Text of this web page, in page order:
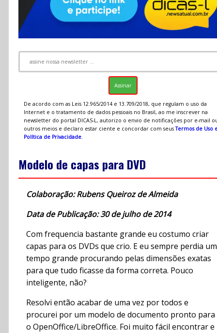
De acordo com as Leis 12.965/2014 e 13.709/2018, que regulam o uso da
Internet e o tratamento de dados pessoais no Brasil, ao me inscrever na
newsletter do portal DICAS-L, autorizo o envio de notificações por e-mail
outros meios e declaro estar ciente e concordar com seusTermos de Uso
Política de Privacidade.
Modelo de capas para DVD
Colaboração: Rubens Queiroz de Almeida
Data de Publicação: 30 de julho de 2014
Com frequencia bastante grande eu costumo criar
capas para os DVDs que crio. E eu sempre perdia um
tempo grande procurando pelas dimensões exatas
para que tudo ficasse da forma correta. Pouco
inteligente, não?
Resolvi então acabar de uma vez por todos e
procurei por um modelo de documento pronto para
o OpenOffice/LibreOffice. Foi muito fácil encontrar e